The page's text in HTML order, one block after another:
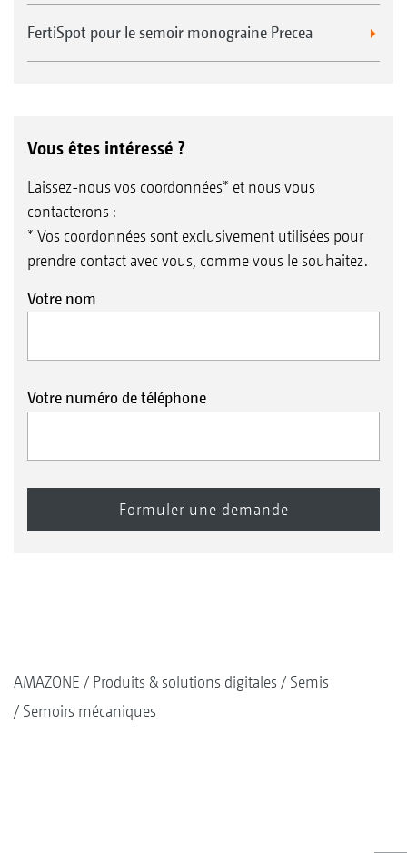
FertiSpot pour le semoir monograine Precea
Vous êtes intéressé ?
Laissez-nous vos coordonnées* et nous vous
contacterons :
* Vos coordonnées sont exclusivement utilisées pour
prendre contact avec vous, comme vous le souhaitez.
Votre nom
Votre numéro de téléphone
AMAZONE Produits & solutions digitales
Semis
Semoirs mécaniques